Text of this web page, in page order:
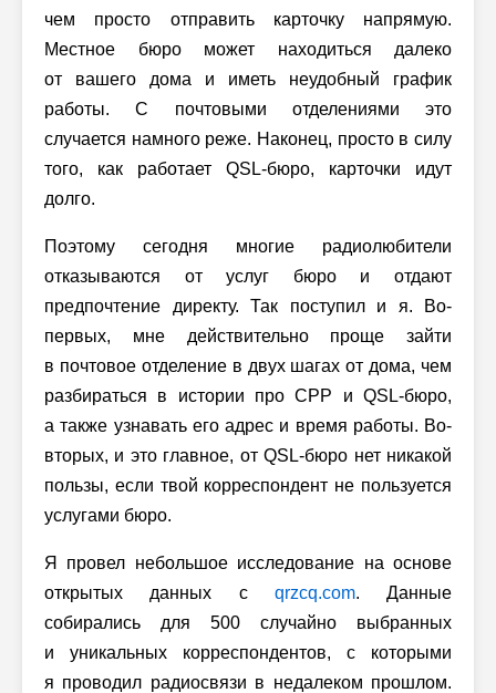
чем просто отправить карточку напрямую.
Местное бюро может находиться далеко
от вашего дома и иметь неудобный график
работы. С почтовыми отделениями это
случается намного реже. Наконец, просто в силу
того, как работает QSL-бюро, карточки идут
долго.
Поэтому сегодня многие радиолюбители
отказываются от услуг бюро и отдают
предпочтение директу. Так поступил и я. Во-
первых, мне действительно проще зайти
в почтовое отделение в двух шагах от дома, чем
разбираться в истории про СРР и QSL-бюро,
а также узнавать его адрес и время работы. Во-
вторых, и это главное, от QSL-бюро нет никакой
пользы, если твой корреспондент не пользуется
услугами бюро.
Я провел небольшое исследование на основе
открытых данных с qrzcq.com. Данные
собирались для 500 случайно выбранных
и уникальных корреспондентов, с которыми
я проводил радиосвязи в недалеком прошлом.